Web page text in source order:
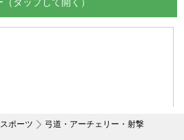
スポーツ 弓道・アーチェリー・射撃